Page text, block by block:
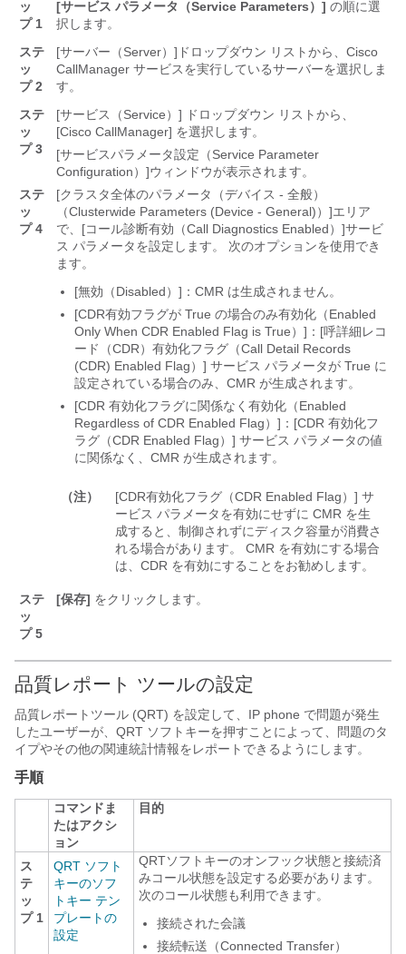
ッ
プ 1
[サービス パラメータ（Service Parameters）] の順に選
択します。
ステ
ッ
プ 2
[サーバー（Server）] ドロップダウン リストから、Cisco
CallManager サービスを実行しているサーバーを選択しま
す。
ステ
ッ
プ 3
[サービス（Service）] ドロップダウン リストから、
[Cisco CallManager] を選択します。
[サービスパラメータ設定（Service Parameter
Configuration）]ウィンドウが表示されます。
ステ
ッ
プ 4
[クラスタ全体のパラメータ（デバイス - 全般）
（Clusterwide Parameters (Device - General)）]エリア
で、[コール診断有効（Call Diagnostics Enabled）]サービ
ス パラメータを設定します。 次のオプションを使用でき
ます。
[無効（Disabled）] ：CMR は生成されません。
[CDR有効フラグが True の場合のみ有効化（Enabled
Only When CDR Enabled Flag is True）] ：[呼詳細レコ
ード（CDR）有効化フラグ（Call Detail Records
(CDR) Enabled Flag）] サービス パラメータが True に
設定されている場合のみ、CMR が生成されます。
[CDR 有効化フラグに関係なく有効化（Enabled
Regardless of CDR Enabled Flag）] ：[CDR 有効化フ
ラグ（CDR Enabled Flag）] サービス パラメータの値
に関係なく、CMR が生成されます。
（注）
[CDR有効化フラグ（CDR Enabled Flag）] サ
ービス パラメータを有効にせずに CMR を生
成すると、制御されずにディスク容量が消費さ
れる場合があります。 CMR を有効にする場合
は、CDR を有効にすることをお勧めします。
ステ
ッ
プ 5
[保存] をクリックします。
品質レポート ツールの設定
品質レポートツール (QRT) を設定して、IP phone で問題が発生
したユーザーが、QRT ソフトキーを押すことによって、問題のタ
イプやその他の関連統計情報をレポートできるようにします。
手順
コマンドま
たはアクシ
ョン
目的
ス
テ
ッ
プ 1
QRT ソフト
キーのソフ
トキー テン
プレートの
設定
QRTソフトキーのオンフック状態と接続済
みコール状態を設定する必要があります。
次のコール状態も利用できます。
接続された会議
接続転送（Connected Transfer）